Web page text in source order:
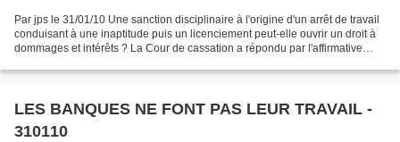
Par jps le 31/01/10 Une sanction disciplinaire à l'origine d'un arrêt de travail
conduisant à une inaptitude puis un licenciement peut-elle ouvrir un droit à
dommages et intérêts ? La Cour de cassation a répondu par l'affirmative
LES BANQUES NE FONT PAS LEUR TRAVAIL -
310110